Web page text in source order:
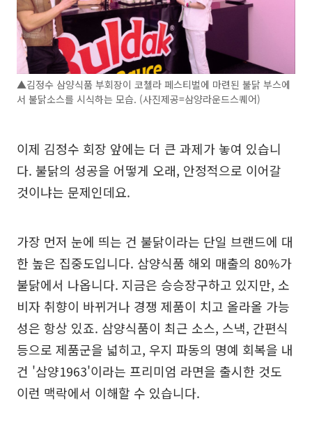
▲김정수 삼양식품 부회장이 코첼라 페스티벌에 마련된 불닭 부스에
서 불닭소스를 시식하는 모습. (사진제공=삼양라운드스퀘어)
이제 김정수 회장 앞에는 더 큰 과제가 놓여 있습니
다. 불닭의 성공을 어떻게 오래, 안정적으로 이어갈
것이냐는 문제인데요.
가장 먼저 눈에 띄는 건 불닭이라는 단일 브랜드에 대
한 높은 집중도입니다. 삼양식품 해외 매출의 80%가
불닭에서 나옵니다. 지금은 승승장구하고 있지만, 소
비자 취향이 바뀌거나 경쟁 제품이 치고 올라올 가능
성은 항상 있죠. 삼양식품이 최근 소스, 스낵, 간편식
등으로 제품군을 넓히고, 우지 파동의 명예 회복을 내
건 '삼양1963'이라는 프리미엄 라면을 출시한 것도
이런 맥락에서 이해할 수 있습니다.